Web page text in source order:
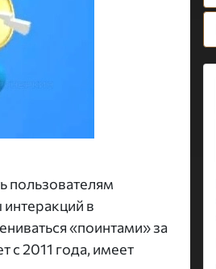
пользователям
в
«поинтами» за
с 2011 года, имеет